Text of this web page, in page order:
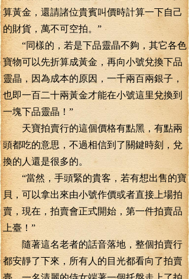
算黃金，還請諸位貴賓叫價時計算一下自己
的財貨，萬不可空拍。”
“同樣的，若是下品靈晶不夠，其它各色
寶物可以先折算成黃金，再向小號兌換下品
靈晶，因為成本的原因，一千兩百兩銀子，
也即一百二十兩黃金才能在小號這里兌換到
一塊下品靈晶！”
天寶拍賣行的這個價格有點黑，有點兩
頭都吃的意思，不過相信到了關鍵時刻，兌
換的人還是很多的。
“當然，手頭緊的貴客，若有想出售的寶
貝，可以拿出來由小號作價或者直接上場拍
賣，現在，拍賣會正式開始，第一件拍賣品
上臺！”
隨著這名老者的話音落地，整個拍賣行
都安靜了下來，所有人的目光都看向了拍賣